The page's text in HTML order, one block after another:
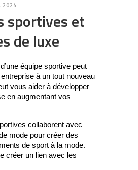
2024
sportives et
de luxe
équipe sportive peut
à un tout nouveau
vous aider à développer
en augmentant vos
collaborent avec
mode pour créer des
de sport à la mode.
créer un lien avec les